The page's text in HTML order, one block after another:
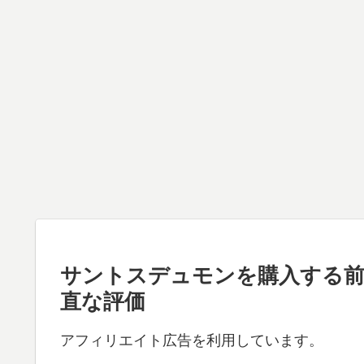
サントスデュモンを購入する
直な評価
アフィリエイト広告を利用しています。